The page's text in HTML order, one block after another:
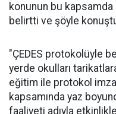
konunun bu
belirtti ve şöyle
"ÇEDES protokolüyle
yerde okulları
eğitim ile protokol
kapsamında yaz
faaliyeti adıyla